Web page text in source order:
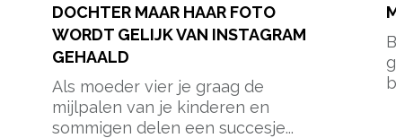
DOCHTER MAAR HAAR FOTO
WORDT GELIJK VAN INSTAGRAM
GEHAALD
Als moeder vier je graag de
mijlpalen van je kinderen en
sommigen delen een succesje...